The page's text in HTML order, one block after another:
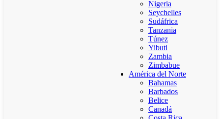
Nigeria
Seychelles
Sudáfrica
Tanzania
Túnez
Yibuti
Zambia
Zimbabue
América del Norte
Bahamas
Barbados
Belice
Canadá